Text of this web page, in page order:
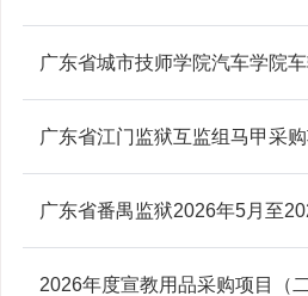
广东省城市技师学院汽车学院
广东省江门监狱互监组马甲采
广东省番禺监狱2026年5月至
2026年度宣教用品采购项目（